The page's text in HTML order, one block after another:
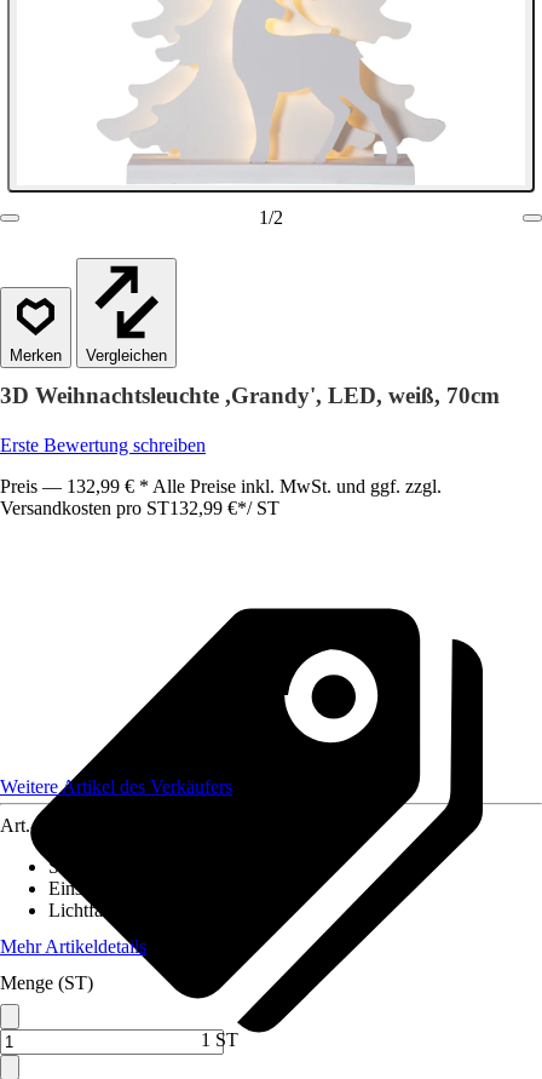
1/2
Vergleichen
3D Weihnachtsleuchte ,Grandy', LED, weiß, 70cm
Erste Bewertung schreiben
Preis — 132,99 € * Alle Preise inkl. MwSt. und ggf. zzgl.
Versandkosten pro ST132,99 €*/ ST
Weitere Artikel des Verkäufers
Art.-Nr.
Stromversorgung
Einsatzbereich
Lichtfarbe
Mehr Artikeldetails
Menge (ST)
1 ST